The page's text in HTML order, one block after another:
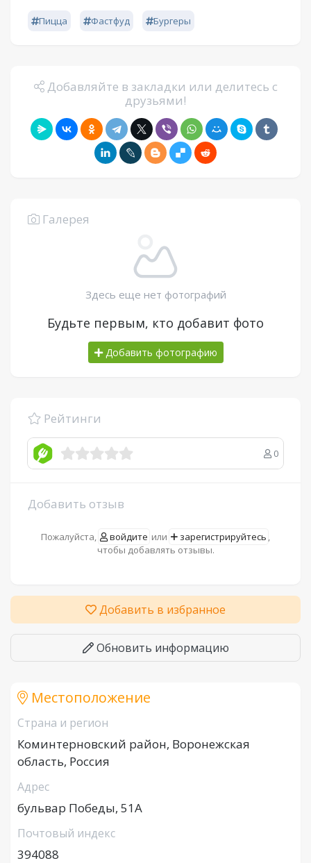
Пицца Фастфуд Бургеры
Добавляйте в закладки или делитесь с
друзьями!
Галерея
Здесь еще нет фотографий
Будьте первым, кто добавит фото
Добавить фотографию
Рейтинги
0
Добавить отзыв
Пожалуйста, войдите или зарегистрируйтесь ,
чтобы добавлять отзывы.
Добавить в избранное
Обновить информацию
Местоположение
Страна и регион
Коминтерновский район, Воронежская
область, Россия
Адрес
бульвар Победы, 51А
Почтовый индекс
394088